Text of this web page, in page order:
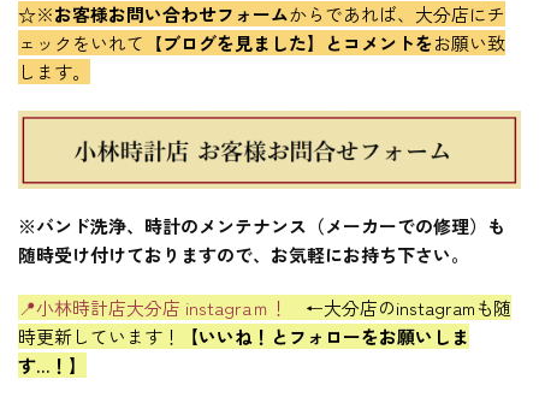
☆※お客様お問い合わせフォームからであれば、大分店にチ
ェックをいれて【ブログを見ました】とコメントをお願い致
します。
※バンド洗浄、時計のメンテナンス（メーカーでの修理）も
随時受け付けておりますので、お気軽にお持ち下さい。
📍小林時計店大分店 instagraｍ！
←大分店のinstagramも随
時更新しています！
【いいね！とフォローをお願いしま
す…！】